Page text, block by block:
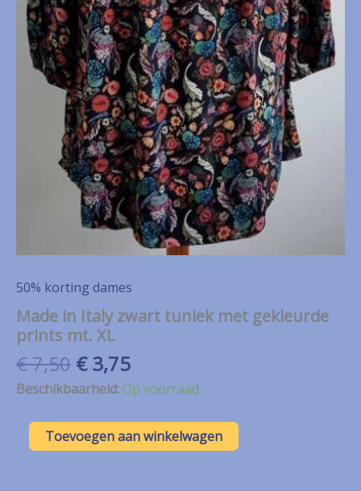
50% korting dames
Made in Italy zwart tuniek met gekleurde
prints mt. XL
€7,50 Oorspronkelijke
prijs
€ 7,50.
€3,75Huidige
prijs
is:
€ 3,75.
Beschikbaarheid:Op voorraad
Made Toevoegen aan winkelwagen